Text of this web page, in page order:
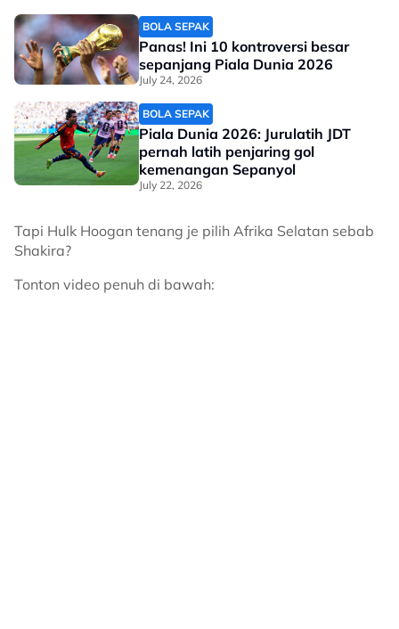
BOLA SEPAK
Panas! Ini 10 kontroversi besar
sepanjang Piala Dunia 2026
July 24, 2026
BOLA SEPAK
Piala Dunia 2026: Jurulatih JDT
pernah latih penjaring gol
kemenangan Sepanyol
July 22, 2026
Tapi Hulk Hoogan tenang je pilih Afrika Selatan sebab
Shakira?
Tonton video penuh di bawah: